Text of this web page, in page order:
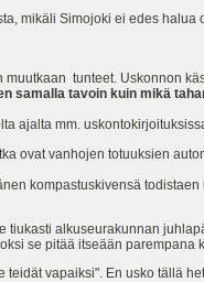
mikäli Simojoki ei edes
tunteet. Uskonnon
samalla tavoin kuin mikä
ajalta mm.
vanhojen totuuksien
kompastuskivensä
alkuseurakunnan
se pitää itseään parempana
teidät vapaiksi". En usko tällä